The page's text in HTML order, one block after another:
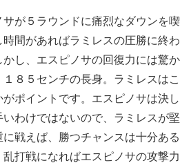
が５ラウンドに痛烈なダウンを喫
時間があればラミレスの圧勝に終わ
し、エスピノサの回復力には驚か
８５センチの長身。ラミレスはこ
ポイントです。エスピノサは決し
わけではないので、ラミレスが堅
戦えば、勝つチャンスは十分ある
打戦になればエスピノサの攻撃力